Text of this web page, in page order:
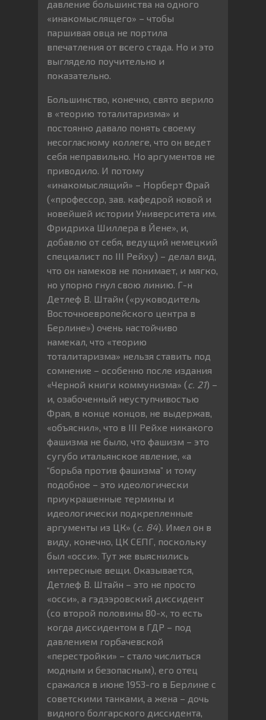
давление большинства на одного
«инакомыслящего» – чтобы
паршивая овца не портила
впечатления от всего стада. Но и это
выглядело поучительно и
показательно.
Большинство, конечно, свято верило
в «теорию тоталитаризма» и
постоянно давало понять своему
несогласному коллеге, что он ведет
себя неправильно. Но аргументов не
приводило. И потому
«инакомыслящий» – Норберт Фрай
(«профессор, зав. кафедрой новой и
новейшей истории Университета им.
Фридриха Шиллера в Йене», и,
добавлю от себя, ведущий немецкий
специалист по III Рейху) – делал вид,
что он намеков не понимает, и мягко,
но упорно гнул свою линию. Г-н
Детлеф В. Штайн («руководитель
Восточноевропейского центра в
Берлине») очень настойчиво
намекал, что «теорию
тоталитаризма» нельзя ставить под
сомнение – особенно после издания
«Черной книги коммунизма» (с. 21) –
и, озабоченный неуступчивостью
Фрая, в конце концов, не выдержав,
«объяснил», что в III Рейхе никакого
фашизма не было, что фашизм – это
сугубо итальянское явление, «а
“борьба против фашизма” и тому
подобное – это идеологически
приукрашенные термины и
идеологически подкрепленные
аргументы из ЦК» (с. 84). Имел он в
виду, конечно, ЦК СЕПГ, поскольку
был «осси». Тут же выяснились
интересные вещи. Оказывается,
Детлеф В. Штайн – это не просто
«осси», а гэдээровский диссидент
(со второй половины 80-х, то есть
когда диссидентом в ГДР – под
давлением горбачевской
«перестройки» – стало числиться
модным и безопасным), его отец
сражался в июне 1953-го в Берлине с
советскими танками, а жена – дочь
видного болгарского диссидента,